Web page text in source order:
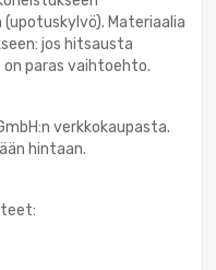
Materiaalia
jos hitsausta
paras vaihtoehto.
verkkokaupasta.
hintaan.